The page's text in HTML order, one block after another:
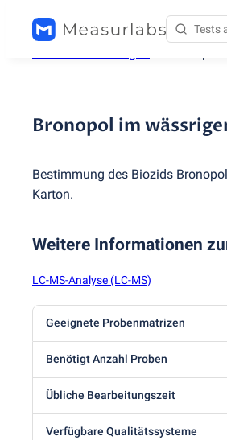
Bronopol im
Bestimmung des Biozids Bronopol
Karton.
Weitere Informationen
LC-MS-Analyse (LC-MS)
Geeignete Probenmatrizen
Benötigt Anzahl Proben
Übliche Bearbeitungszeit
Verfügbare Qualitätssysteme